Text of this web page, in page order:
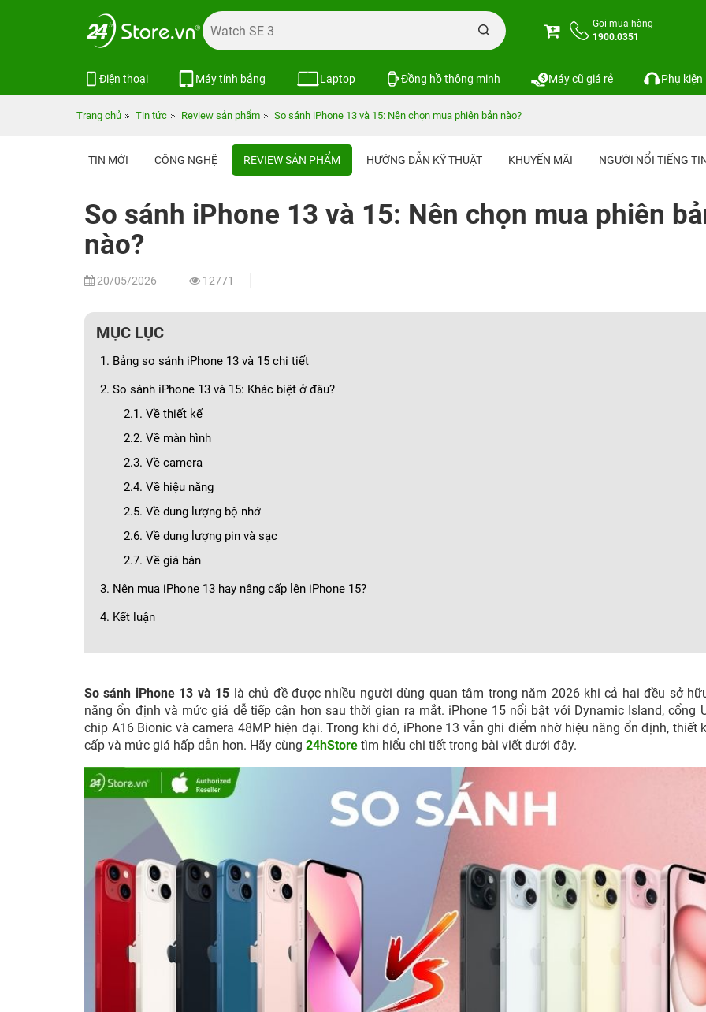
Gọi mua hàng
1900.0351
Điện thoại Máy tính bảng Laptop Đồng hồ thông minh Máy cũ giá rẻ Phụ kiện
Trang chủ Tin tức Review sản phẩm So sánh iPhone 13 và 15: Nên chọn mua phiên bản nào?
TIN MỚI CÔNG NGHỆ REVIEW SẢN PHẨM HƯỚNG DẪN KỸ THUẬT KHUYẾN MÃI NGƯỜI NỔI TIẾNG
So sánh iPhone 13 và 15: Nên chọn mua phiên
nào?
20/05/2026 12771
MỤC LỤC
1. Bảng so sánh iPhone 13 và 15 chi tiết
2. So sánh iPhone 13 và 15: Khác biệt ở đâu?
2.1. Về thiết kế
2.2. Về màn hình
2.3. Về camera
2.4. Về hiệu năng
2.5. Về dung lượng bộ nhớ
2.6. Về dung lượng pin và sạc
2.7. Về giá bán
3. Nên mua iPhone 13 hay nâng cấp lên iPhone 15?
4. Kết luận
So sánh iPhone 13 và 15 là chủ đề được nhiều người dùng quan tâm trong năm 2026 khi cả hai đều sở
năng ổn định và mức giá dễ tiếp cận hơn sau thời gian ra mắt. iPhone 15 nổi bật với Dynamic Island, cổng
chip A16 Bionic và camera 48MP hiện đại. Trong khi đó, iPhone 13 vẫn ghi điểm nhờ hiệu năng ổn định, thiết
cấp và mức giá hấp dẫn hơn. Hãy cùng 24hStore tìm hiểu chi tiết trong bài viết dưới đây.